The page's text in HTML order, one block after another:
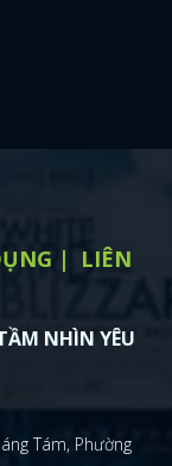
LIÊN
NHÌN YÊU
Tám, Phường